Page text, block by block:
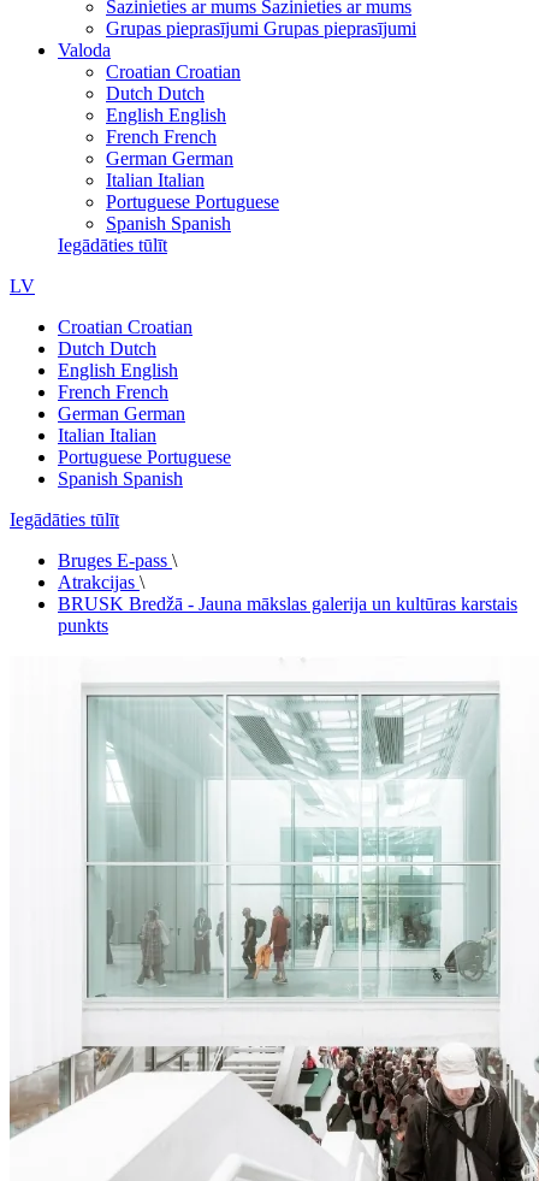
Sazinieties ar mums Sazinieties ar mums
Grupas pieprasījumi Grupas pieprasījumi
Valoda
Croatian Croatian
Dutch Dutch
English English
French French
German German
Italian Italian
Portuguese Portuguese
Spanish Spanish
Iegādāties tūlīt
LV
Croatian Croatian
Dutch Dutch
English English
French French
German German
Italian Italian
Portuguese Portuguese
Spanish Spanish
Iegādāties tūlīt
Bruges E-pass \
Atrakcijas \
BRUSK Bredžā - Jauna mākslas galerija un kultūras karstais
punkts